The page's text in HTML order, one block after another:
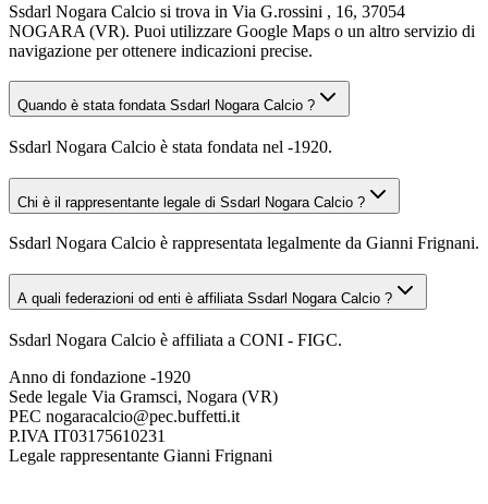
Ssdarl Nogara Calcio si trova in Via G.rossini , 16, 37054
NOGARA (VR). Puoi utilizzare Google Maps o un altro servizio di
navigazione per ottenere indicazioni precise.
Quando è stata fondata Ssdarl Nogara Calcio ?
Ssdarl Nogara Calcio è stata fondata nel -1920.
Chi è il rappresentante legale di Ssdarl Nogara Calcio ?
Ssdarl Nogara Calcio è rappresentata legalmente da Gianni Frignani.
A quali federazioni od enti è affiliata Ssdarl Nogara Calcio ?
Ssdarl Nogara Calcio è affiliata a CONI - FIGC.
Anno di fondazione -1920
Sede legale Via Gramsci, Nogara (VR)
PEC nogaracalcio@pec.buffetti.it
P.IVA IT03175610231
Legale rappresentante Gianni Frignani